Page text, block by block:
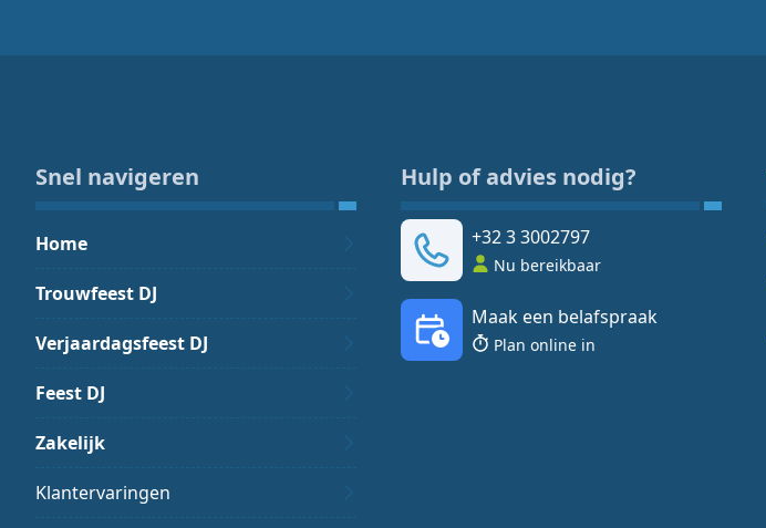
Snel navigeren
Home
Trouwfeest DJ
Verjaardagsfeest DJ
Feest DJ
Zakelijk
Klantervaringen
Hulp of advies nodig?
+32 3 3002797
Nu bereikbaar
Maak een belafspraak
Plan online in